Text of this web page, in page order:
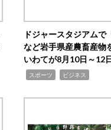
ドジャースタジアムで
など岩手県産農畜産
いわてが8月10日～12
スポーツ ビジネス